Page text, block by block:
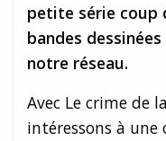
petite série coup
bandes
notre réseau.
Avec Le crime de
intéressons à